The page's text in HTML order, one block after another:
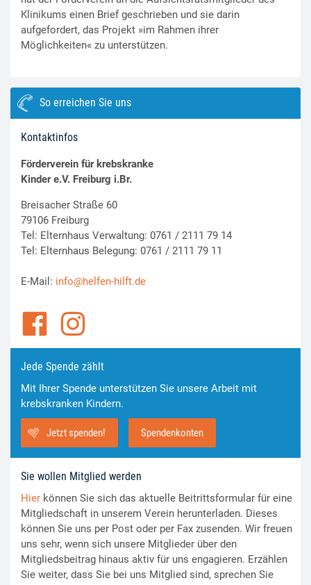
Klinikums einen Brief geschrieben und sie darin
aufgefordert, das Projekt »im Rahmen ihrer
Möglichkeiten« zu unterstützen.
So erreichen Sie uns
Kontaktinfos
Förderverein für krebskranke
Kinder e.V. Freiburg i.Br.
Breisacher Straße 60
79106 Freiburg
Tel: Elternhaus Verwaltung: 0761 / 2111 79 14
Tel: Elternhaus Belegung: 0761 / 2111 79 11
E-Mail: info@helfen-hilft.de
Jede Spende zählt
Mit Ihrer Spende unterstützen Sie unsere Arbeit mit
krebskranken Kindern.
Jetzt spenden! Spendenkonten
Sie wollen Mitglied werden
Hier können Sie sich das aktuelle Beitrittsformular für eine
Mitgliedschaft in unserem Verein herunterladen. Dieses
können Sie uns per Post oder per Fax zusenden. Wir freuen
uns sehr, wenn sich unsere Mitglieder über den
Mitgliedsbeitrag hinaus aktiv für uns engagieren. Erzählen
Sie weiter, dass Sie bei uns Mitglied sind, sprechen Sie